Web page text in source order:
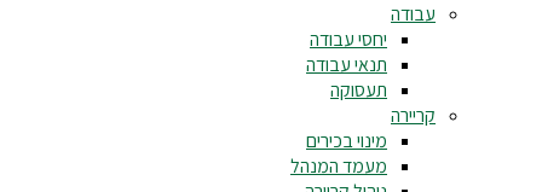
עבודה
יחסי עבודה
תנאי עבודה
תעסוקה
קריירה
מינוי בכירים
מעמד המנהל